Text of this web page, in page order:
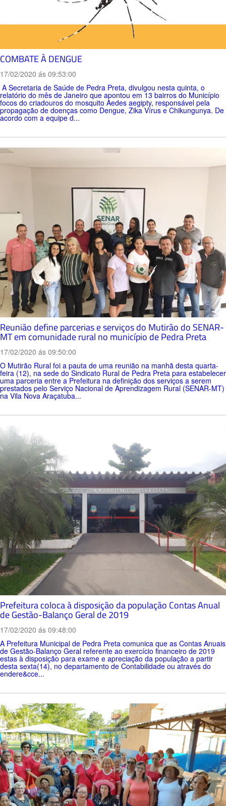
COMBATE À DENGUE
17/02/2020 ás 09:53:00
A Secretaria de Saúde de Pedra Preta, divulgou nesta quinta, o
relatório do mês de Janeiro que apontou em 13 bairros do Município
focos do criadouros do mosquito Aedes aegipty, responsável pela
propagação de doenças como Dengue, Zika Vírus e Chikungunya. De
acordo com a equipe d...
Reunião define parcerias e serviços do Mutirão do SENAR-
MT em comunidade rural no município de Pedra Preta
17/02/2020 ás 09:50:00
O Mutirão Rural foi a pauta de uma reunião na manhã desta quarta-
feira (12), na sede do Sindicato Rural de Pedra Preta para estabelecer
uma parceria entre a Prefeitura na definição dos serviços a serem
prestados pelo Serviço Nacional de Aprendizagem Rural (SENAR-MT)
na Vila Nova Araçatuba...
Prefeitura coloca à disposição da população Contas Anual
de Gestão-Balanço Geral de 2019
17/02/2020 ás 09:48:00
A Prefeitura Municipal de Pedra Preta comunica que as Contas Anuais
de Gestão-Balanço Geral referente ao exercício financeiro de 2019
estas à disposição para exame e apreciação da população a partir
desta sexta(14), no departamento de Contabilidade ou através do
endere&cce...